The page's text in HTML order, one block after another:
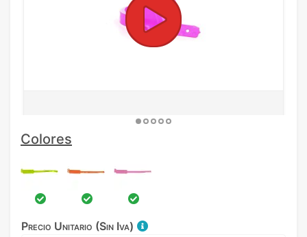
Colores
Precio Unitario (Sin Iva)